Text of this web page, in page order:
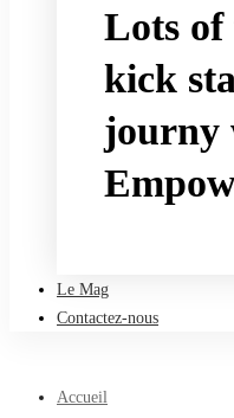
Lots of
kick
journy
Le Mag
Contactez-nous
Accueil